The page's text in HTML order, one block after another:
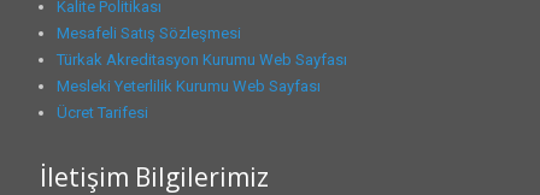
Kalite Politikası
Mesafeli Satış Sözleşmesi
Türkak Akreditasyon Kurumu Web Sayfası
Mesleki Yeterlilik Kurumu Web Sayfası
Ücret Tarifesi
İletişim Bilgilerimiz